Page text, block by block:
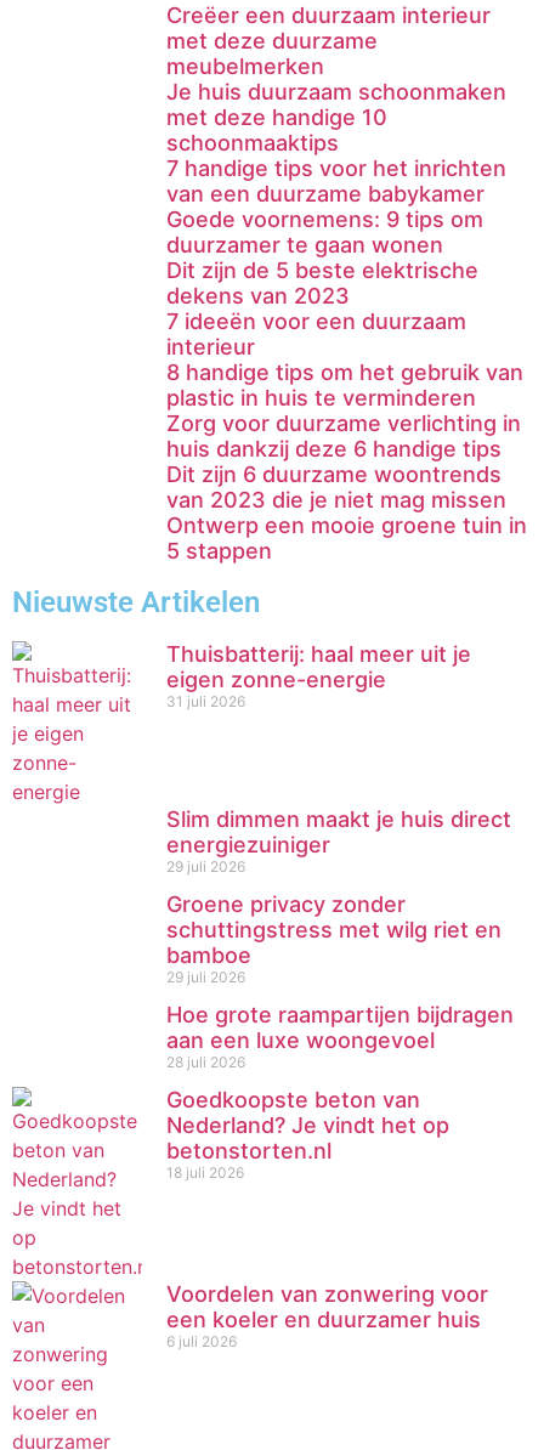
Creëer een duurzaam interieur
met deze duurzame
meubelmerken
Je huis duurzaam schoonmaken
met deze handige 10
schoonmaaktips
7 handige tips voor het inrichten
van een duurzame babykamer
Goede voornemens: 9 tips om
duurzamer te gaan wonen
Dit zijn de 5 beste elektrische
dekens van 2023
7 ideeën voor een duurzaam
interieur
8 handige tips om het gebruik van
plastic in huis te verminderen
Zorg voor duurzame verlichting in
huis dankzij deze 6 handige tips
Dit zijn 6 duurzame woontrends
van 2023 die je niet mag missen
Ontwerp een mooie groene tuin in
5 stappen
Nieuwste Artikelen
Thuisbatterij: haal meer uit je
eigen zonne-energie
31 juli 2026
Slim dimmen maakt je huis direct
energiezuiniger
29 juli 2026
Groene privacy zonder
schuttingstress met wilg riet en
bamboe
29 juli 2026
Hoe grote raampartijen bijdragen
aan een luxe woongevoel
28 juli 2026
Goedkoopste beton van
Nederland? Je vindt het op
betonstorten.nl
18 juli 2026
Voordelen van zonwering voor
een koeler en duurzamer huis
6 juli 2026